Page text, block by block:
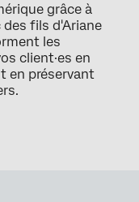
grâce à
des fils d'Ariane
les
client·es en
en préservant